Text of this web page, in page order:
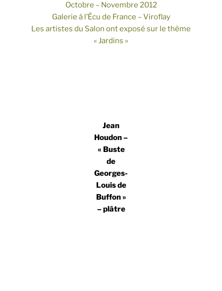
Octobre – Novembre 2012
Galerie à l’Écu de France – Viroflay
Les artistes du Salon ont exposé sur le thème
« Jardins »
Jean
Houdon –
« Buste
de
Georges-
Louis de
Buffon »
– plâtre